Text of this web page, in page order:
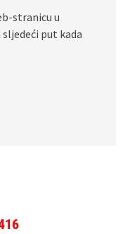
stranicu u
put kada